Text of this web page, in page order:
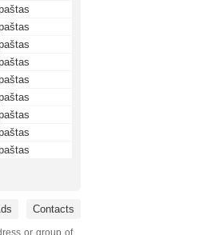
Contacts
or group of